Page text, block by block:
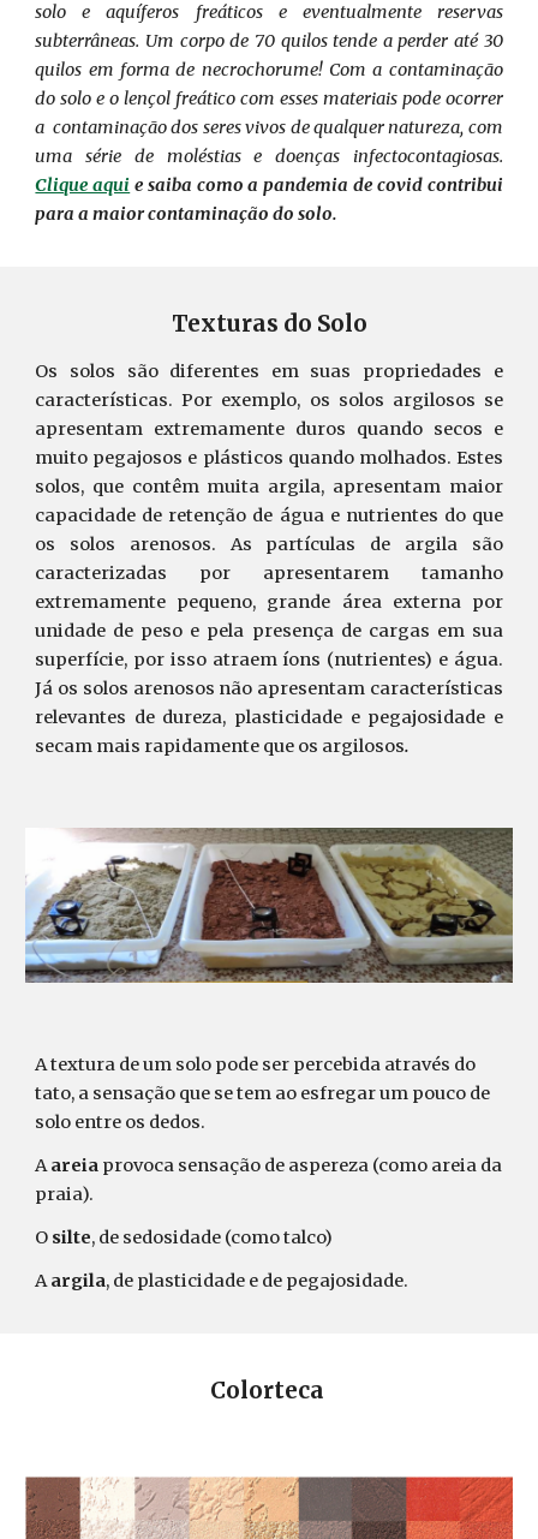
solo e aquíferos freáticos e eventualmente reservas
subterrâneas. Um corpo de 70 quilos tende a perder até 30
quilos em forma de necrochorume! Com a contaminação
do solo e o lençol freático com esses materiais pode ocorrer
a contaminação dos seres vivos de qualquer natureza, com
uma série de moléstias e doenças infectocontagiosas.
Clique aqui e saiba como a pandemia de covid contribui
para a maior contaminação do solo.
Texturas do Solo
Os solos são diferentes em suas propriedades e
características. Por exemplo, os solos argilosos se
apresentam extremamente duros quando secos e
muito pegajosos e plásticos quando molhados. Estes
solos, que contêm muita argila, apresentam maior
capacidade de retenção de água e nutrientes do que
os solos arenosos. As partículas de argila são
caracterizadas por apresentarem tamanho
extremamente pequeno, grande área externa por
unidade de peso e pela presença de cargas em sua
superfície, por isso atraem íons (nutrientes) e água.
Já os solos arenosos não apresentam características
relevantes de dureza, plasticidade e pegajosidade e
secam mais rapidamente que os argilosos.
A textura de um solo pode ser percebida através do
tato, a sensação que se tem ao esfregar um pouco de
solo entre os dedos.
Aareia provoca sensação de aspereza (como areia da
praia).
O silte, de sedosidade (como talco)
Aargila, de plasticidade e de pegajosidade.
Colorteca